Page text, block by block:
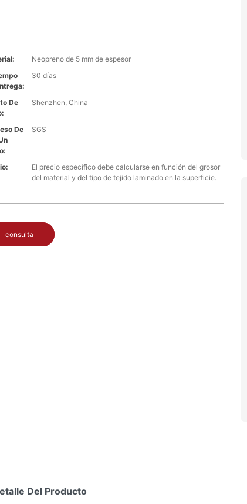
Neopreno de 5 mm de espesor
30 días
De
Shenzhen, China
De
SGS
El precio específico debe calcularse en función del grosor
del material y del tipo de tejido laminado en la superficie.
consulta
Del Producto